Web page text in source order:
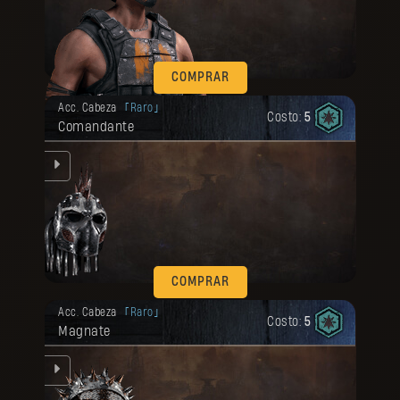
COMPRAR
Acc. Cabeza Raro
Comandante
Costo: 5
COMPRAR
Tu recompensa se desbloqueó.
Acc. Cabeza Raro
Magnate
Costo: 5
Tu recompensa se desbloqueó.